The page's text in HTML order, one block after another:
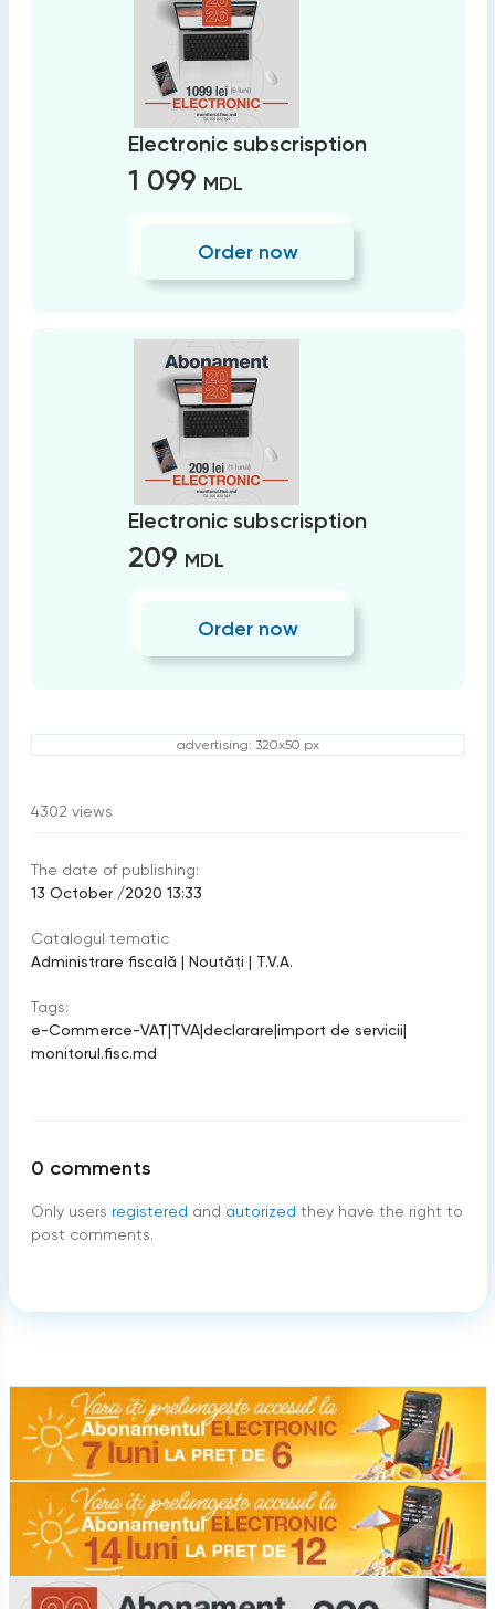
Electronic subscrisption
1 099 MDL
Order now
Electronic subscrisption
209 MDL
Order now
advertising: 320x50 px
4302 views
The date of publishing:
13 October /2020 13:33
Catalogul tematic
Administrare fiscală | Noutăți | T.V.A.
Tags:
e-Commerce-VAT|TVA|declarare|import de servicii|
monitorul.fisc.md
0 comments
Only users registered and autorized they have the right to
post comments.